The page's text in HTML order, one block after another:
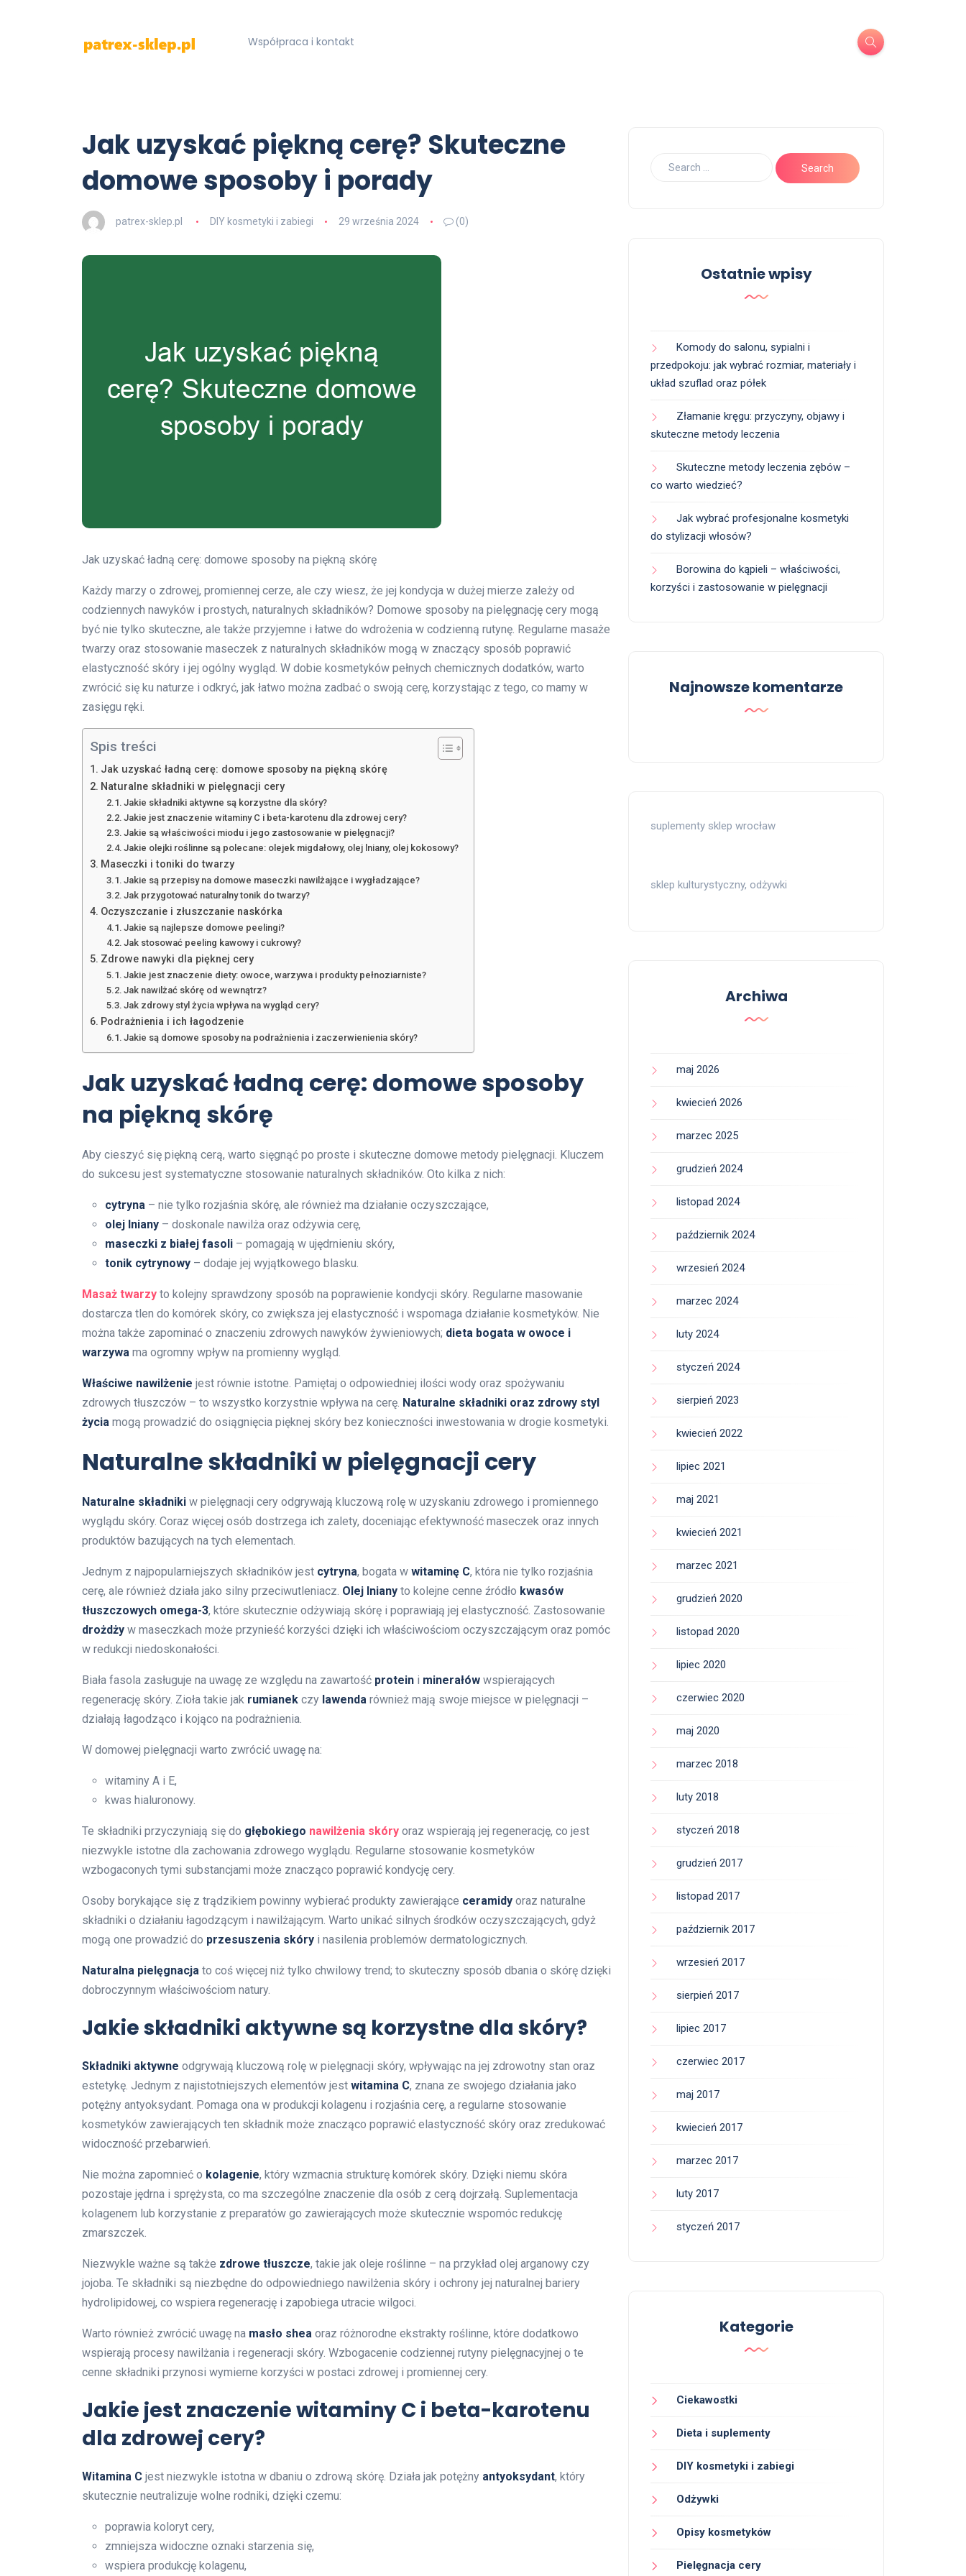
Współpraca i kontakt
Jak uzyskać piękną cerę? Skuteczne
domowe sposoby i porady
patrex-sklep.pl DIY kosmetyki i zabiegi 29 września 2024 (0)
Jak uzyskać ładną cerę: domowe sposoby na piękną skórę
Każdy marzy o zdrowej, promiennej cerze, ale czy wiesz, że jej kondycja w dużej mierze zależy od
codziennych nawyków i prostych, naturalnych składników? Domowe sposoby na pielęgnację cery mogą
być nie tylko skuteczne, ale także przyjemne i łatwe do wdrożenia w codzienną rutynę. Regularne masaże
twarzy oraz stosowanie maseczek z naturalnych składników mogą w znaczący sposób poprawić
elastyczność skóry i jej ogólny wygląd. W dobie kosmetyków pełnych chemicznych dodatków, warto
zwrócić się ku naturze i odkryć, jak łatwo można zadbać o swoją cerę, korzystając z tego, co mamy w
zasięgu ręki.
Spis treści
Jak uzyskać ładną cerę: domowe sposoby na piękną skórę
Naturalne składniki w pielęgnacji cery
Jakie składniki aktywne są korzystne dla skóry?
Jakie jest znaczenie witaminy C i beta-karotenu dla zdrowej cery?
Jakie są właściwości miodu i jego zastosowanie w pielęgnacji?
Jakie olejki roślinne są polecane: olejek migdałowy, olej lniany, olej kokosowy?
Maseczki i toniki do twarzy
Jakie są przepisy na domowe maseczki nawilżające i wygładzające?
Jak przygotować naturalny tonik do twarzy?
Oczyszczanie i złuszczanie naskórka
Jakie są najlepsze domowe peelingi?
Jak stosować peeling kawowy i cukrowy?
Zdrowe nawyki dla pięknej cery
Jakie jest znaczenie diety: owoce, warzywa i produkty pełnoziarniste?
Jak nawilżać skórę od wewnątrz?
Jak zdrowy styl życia wpływa na wygląd cery?
Podrażnienia i ich łagodzenie
Jakie są domowe sposoby na podrażnienia i zaczerwienienia skóry?
Jak uzyskać ładną cerę: domowe sposoby
na piękną skórę
Aby cieszyć się piękną cerą, warto sięgnąć po proste i skuteczne domowe metody pielęgnacji. Kluczem
do sukcesu jest systematyczne stosowanie naturalnych składników. Oto kilka z nich:
cytryna – nie tylko rozjaśnia skórę, ale również ma działanie oczyszczające,
olej lniany – doskonale nawilża oraz odżywia cerę,
maseczki z białej fasoli – pomagają w ujędrnieniu skóry,
tonik cytrynowy – dodaje jej wyjątkowego blasku.
Masaż twarzy to kolejny sprawdzony sposób na poprawienie kondycji skóry. Regularne masowanie
dostarcza tlen do komórek skóry, co zwiększa jej elastyczność i wspomaga działanie kosmetyków. Nie
można także zapominać o znaczeniu zdrowych nawyków żywieniowych; dieta bogata w owoce i
warzywa ma ogromny wpływ na promienny wygląd.
Właściwe nawilżenie jest równie istotne. Pamiętaj o odpowiedniej ilości wody oraz spożywaniu
zdrowych tłuszczów – to wszystko korzystnie wpływa na cerę. Naturalne składniki oraz zdrowy styl
życia mogą prowadzić do osiągnięcia pięknej skóry bez konieczności inwestowania w drogie kosmetyki.
Naturalne składniki w pielęgnacji cery
Naturalne składniki w pielęgnacji cery odgrywają kluczową rolę w uzyskaniu zdrowego i promiennego
wyglądu skóry. Coraz więcej osób dostrzega ich zalety, doceniając efektywność maseczek oraz innych
produktów bazujących na tych elementach.
Jednym z najpopularniejszych składników jest cytryna, bogata w witaminę C, która nie tylko rozjaśnia
cerę, ale również działa jako silny przeciwutleniacz. Olej lniany to kolejne cenne źródło kwasów
tłuszczowych omega-3, które skutecznie odżywiają skórę i poprawiają jej elastyczność. Zastosowanie
drożdży w maseczkach może przynieść korzyści dzięki ich właściwościom oczyszczającym oraz pomóc
w redukcji niedoskonałości.
Biała fasola zasługuje na uwagę ze względu na zawartość protein i minerałów wspierających
regenerację skóry. Zioła takie jak rumianek czy lawenda również mają swoje miejsce w pielęgnacji –
działają łagodząco i kojąco na podrażnienia.
W domowej pielęgnacji warto zwrócić uwagę na:
witaminy A i E,
kwas hialuronowy.
Te składniki przyczyniają się do głębokiego nawilżenia skóry oraz wspierają jej regenerację, co jest
niezwykle istotne dla zachowania zdrowego wyglądu. Regularne stosowanie kosmetyków
wzbogaconych tymi substancjami może znacząco poprawić kondycję cery.
Osoby borykające się z trądzikiem powinny wybierać produkty zawierające ceramidy oraz naturalne
składniki o działaniu łagodzącym i nawilżającym. Warto unikać silnych środków oczyszczających, gdyż
mogą one prowadzić do przesuszenia skóry i nasilenia problemów dermatologicznych.
Naturalna pielęgnacja to coś więcej niż tylko chwilowy trend; to skuteczny sposób dbania o skórę dzięki
dobroczynnym właściwościom natury.
Jakie składniki aktywne są korzystne dla skóry?
Składniki aktywne odgrywają kluczową rolę w pielęgnacji skóry, wpływając na jej zdrowotny stan oraz
estetykę. Jednym z najistotniejszych elementów jest witamina C, znana ze swojego działania jako
potężny antyoksydant. Pomaga ona w produkcji kolagenu i rozjaśnia cerę, a regularne stosowanie
kosmetyków zawierających ten składnik może znacząco poprawić elastyczność skóry oraz zredukować
widoczność przebarwień.
Nie można zapomnieć o kolagenie, który wzmacnia strukturę komórek skóry. Dzięki niemu skóra
pozostaje jędrna i sprężysta, co ma szczególne znaczenie dla osób z cerą dojrzałą. Suplementacja
kolagenem lub korzystanie z preparatów go zawierających może skutecznie wspomóc redukcję
zmarszczek.
Niezwykle ważne są także zdrowe tłuszcze, takie jak oleje roślinne – na przykład olej arganowy czy
jojoba. Te składniki są niezbędne do odpowiedniego nawilżenia skóry i ochrony jej naturalnej bariery
hydrolipidowej, co wspiera regenerację i zapobiega utracie wilgoci.
Warto również zwrócić uwagę na masło shea oraz różnorodne ekstrakty roślinne, które dodatkowo
wspierają procesy nawilżania i regeneracji skóry. Wzbogacenie codziennej rutyny pielęgnacyjnej o te
cenne składniki przynosi wymierne korzyści w postaci zdrowej i promiennej cery.
Jakie jest znaczenie witaminy C i beta-karotenu
dla zdrowej cery?
Witamina C jest niezwykle istotna w dbaniu o zdrową skórę. Działa jak potężny antyoksydant, który
skutecznie neutralizuje wolne rodniki, dzięki czemu:
poprawia koloryt cery,
zmniejsza widoczne oznaki starzenia się,
wspiera produkcję kolagenu,
Ostatnie wpisy
Komody do salonu, sypialni i
przedpokoju: jak wybrać rozmiar, materiały i
układ szuflad oraz półek
Złamanie kręgu: przyczyny, objawy i
skuteczne metody leczenia
Skuteczne metody leczenia zębów –
co warto wiedzieć?
Jak wybrać profesjonalne kosmetyki
do stylizacji włosów?
Borowina do kąpieli – właściwości,
korzyści i zastosowanie w pielęgnacji
Najnowsze komentarze
suplementy sklep wrocław
sklep kulturystyczny, odżywki
Archiwa
maj 2026
kwiecień 2026
marzec 2025
grudzień 2024
listopad 2024
październik 2024
wrzesień 2024
marzec 2024
luty 2024
styczeń 2024
sierpień 2023
kwiecień 2022
lipiec 2021
maj 2021
kwiecień 2021
marzec 2021
grudzień 2020
listopad 2020
lipiec 2020
czerwiec 2020
maj 2020
marzec 2018
luty 2018
styczeń 2018
grudzień 2017
listopad 2017
październik 2017
wrzesień 2017
sierpień 2017
lipiec 2017
czerwiec 2017
maj 2017
kwiecień 2017
marzec 2017
luty 2017
styczeń 2017
Kategorie
Ciekawostki
Dieta i suplementy
DIY kosmetyki i zabiegi
Odżywki
Opisy kosmetyków
Pielęgnacja cery